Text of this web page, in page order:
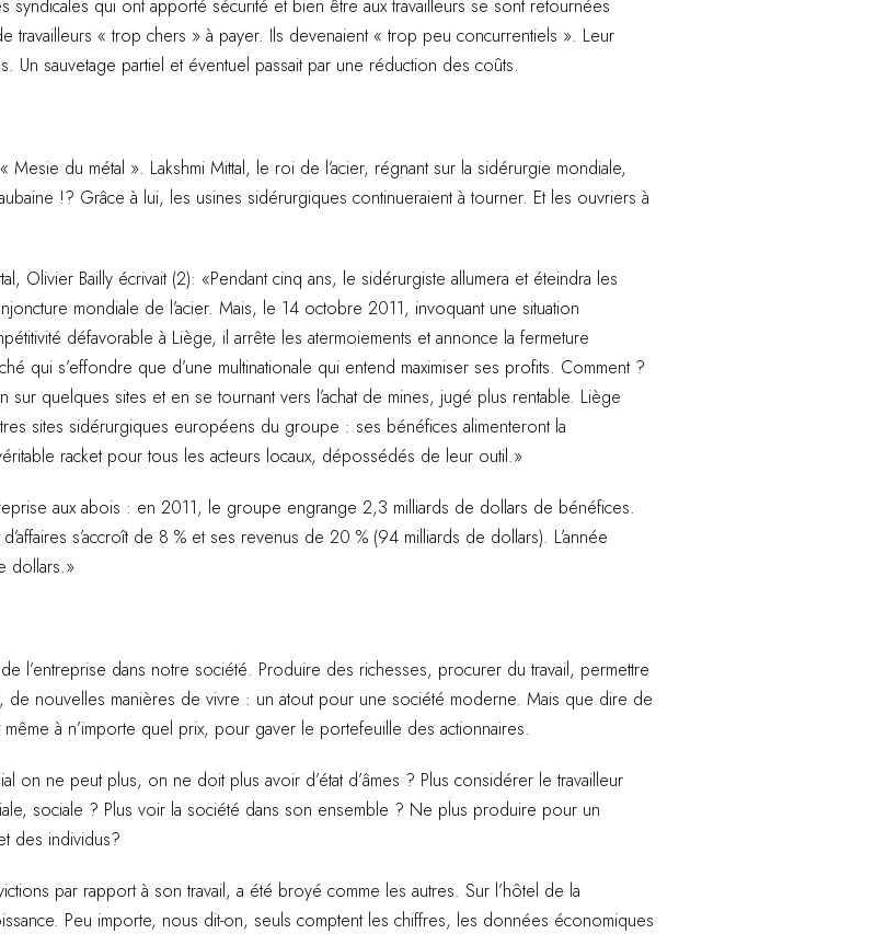
qui ont apporté sécurité et bien être aux travailleurs se sont retournées
travailleurs « trop chers » à payer. Ils devenaient « trop peu concurrentiels ». Leur
Un sauvetage partiel et éventuel passait par une réduction des coûts.
Mesie du métal ». Lakshmi Mittal, le roi de l’acier, régnant sur la sidérurgie mondiale,
!? Grâce à lui, les usines sidérurgiques continueraient à tourner. Et les ouvriers à
Olivier Bailly écrivait (2): «Pendant cinq ans, le sidérurgiste allumera et éteindra les
mondiale de l’acier. Mais, le 14 octobre 2011, invoquant une situation
défavorable à Liège, il arrête les atermoiements et annonce la fermeture
qui s’effondre que d’une multinationale qui entend maximiser ses profits. Comment ?
quelques sites et en se tournant vers l’achat de mines, jugé plus rentable. Liège
sites sidérurgiques européens du groupe : ses bénéfices alimenteront la
racket pour tous les acteurs locaux, dépossédés de leur outil.»
aux abois : en 2011, le groupe engrange 2,3 milliards de dollars de bénéfices.
s’accroît de 8 % et ses revenus de 20 % (94 milliards de dollars). L’année
dollars.»
l’entreprise dans notre société. Produire des richesses, procurer du travail, permettre
nouvelles manières de vivre : un atout pour une société moderne. Mais que dire de
à n’importe quel prix, pour gaver le portefeuille des actionnaires.
on ne peut plus, on ne doit plus avoir d’état d’âmes ? Plus considérer le travailleur
sociale ? Plus voir la société dans son ensemble ? Ne plus produire pour un
des individus?
par rapport à son travail, a été broyé comme les autres. Sur l’hôtel de la
Peu importe, nous dit-on, seuls comptent les chiffres, les données économiques